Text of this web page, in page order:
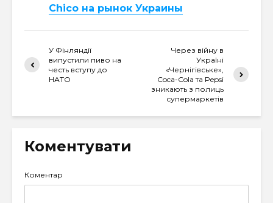
Chico на рынок Украины
У Фінляндії
випустили пиво на
честь вступу до
НАТО
Через війну в
Україні
«Чернігівське»,
Coca-Cola та Pepsi
зникають з полиць
супермаркетів
Коментувати
Коментар